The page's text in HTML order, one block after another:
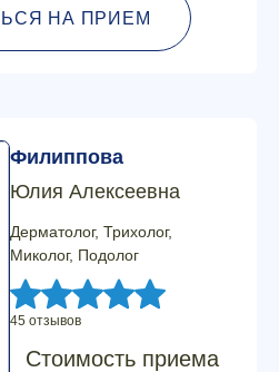
НА ПРИЕМ
Филиппова
Юлия Алексеевна
Дерматолог, Трихолог,
Миколог, Подолог
45 отзывов
Стоимость приема